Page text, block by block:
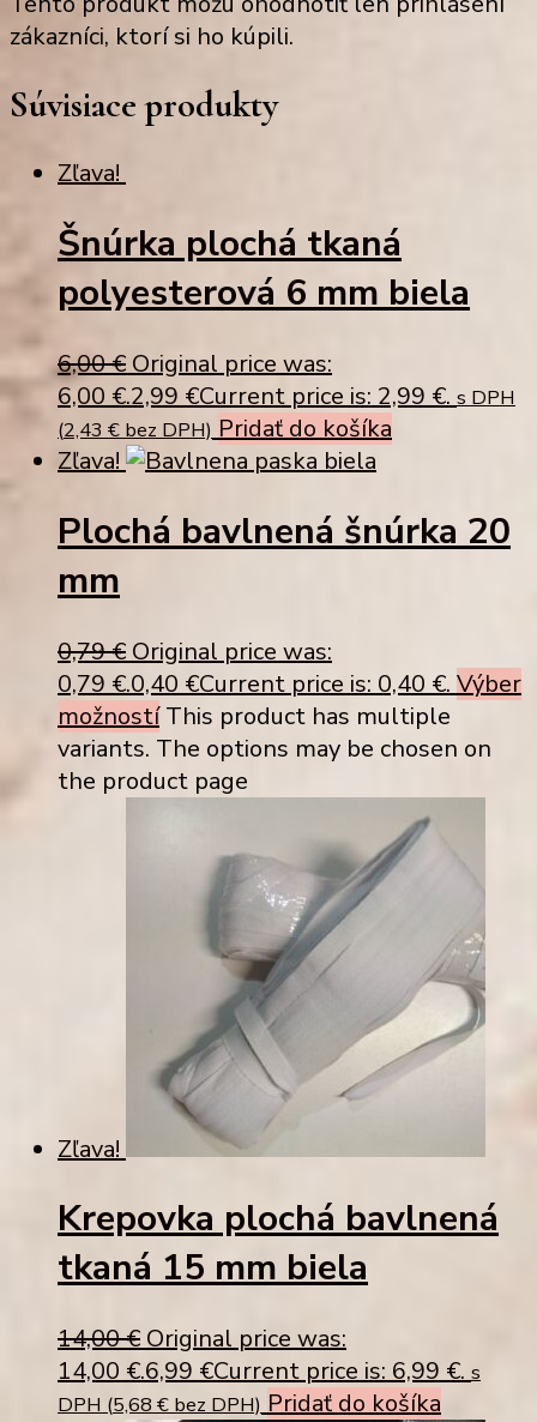
zákazníci, ktorí si ho kúpili.
Súvisiace produkty
Zľava!
Šnúrka plochá tkaná
polyesterová 6 mm biela
6,00€ Original price was:
6,00 €.2,99 €Current price is: 2,99 €. s DPH
(2,43 € bez DPH) Pridať do košíka
Zľava!
Plochá bavlnená šnúrka 20
mm
0,79€ Original price was:
0,79 €.0,40 €Current price is: 0,40 €. Výber
možnostíThis product has multiple
variants. The options may be chosen on
the product page
Zľava!
Krepovka plochá bavlnená
tkaná 15 mm biela
14,00€ Original price was:
14,00 €.6,99 €Current price is: 6,99 €. s
DPH (5,68 € bez DPH) Pridať do košíka